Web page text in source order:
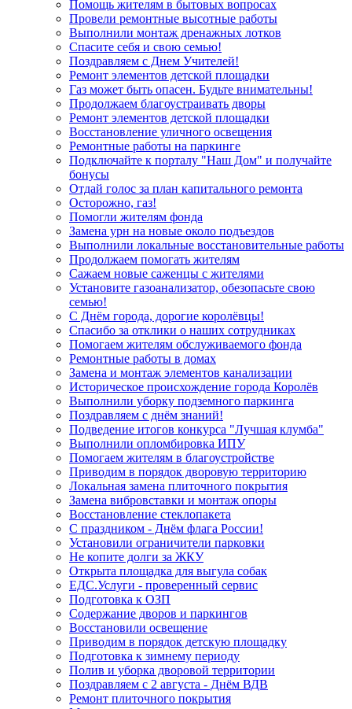
Помощь жителям в бытовых вопросах
Провели ремонтные высотные работы
Выполнили монтаж дренажных лотков
Спасите себя и свою семью!
Поздравляем с Днем Учителей!
Ремoнт элементов детской площадки
Газ может быть опасен. Будьте внимательны!
Продолжаем благоустраивать дворы
Ремонт элементов детской площадки
Восстановление уличного освещения
Ремонтные работы на паркинге
Подключайте к порталу "Наш Дом" и получайте
бонусы
Отдай голос за план капитального ремонта
Осторожно, газ!
Помогли жителям фонда
Замена урн на новые около подъездов
Выполнили локальные восстановительные работы
Продолжаем помогать жителям
Сажаем новые саженцы с жителями
Установите газоанализатор, обезопасьте свою
семью!
С Днём города, дорогие королёвцы!
Спасибо за отклики о наших сотрудниках
Помогаем жителям обслуживаемого фонда
Ремонтные работы в домах
Замена и монтаж элементов канализации
Историческое происхождение города Королёв
Выполнили уборку подземного паркинга
Поздравляем с днём знаний!
Подведение итогов конкурса "Лучшая клумба"
Выполнили опломбировка ИПУ
Помогаем жителям в благоустройстве
Приводим в порядок дворовую территорию
Локальная замена плиточного покрытия
Замена вибровставки и монтаж опоры
Восстановление стеклопакета
С праздником - Днём флага России!
Установили ограничители парковки
Не копите долги за ЖКУ
Открыта площадка для выгула собак
ЕДС.Услуги - проверенный сервис
Подготовка к ОЗП
Содержание дворов и паркингов
Восстановили освещение
Приводим в порядок детскую площадку
Подготовка к зимнему периоду
Полив и уборка дворовой территории
Поздравляем с 2 августа - Днём ВДВ
Ремонт плиточного покрытия